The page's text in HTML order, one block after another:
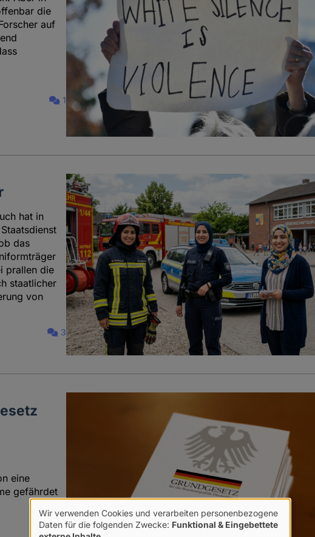
die
auf
1
hat in
das
prallen die
staatlicher
von
3
eine
gefährdet
Verwendung
Wir verwenden Cookies und verarbeiten personenbezogene
Daten für die folgenden Zwecke: Funktional & Eingebettete